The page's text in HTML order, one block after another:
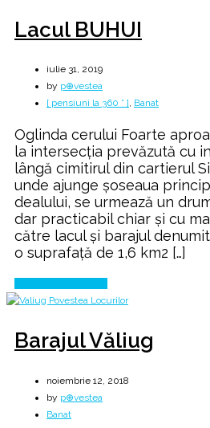
Lacul BUHUI
iulie 31, 2019
by p⊕vestea
[ pensiuni la 360 ° ], Banat
Oglinda cerului Foarte
la intersecția prevăzută cu
lângă cimitirul din cartierul
unde ajunge șoseaua
dealului, se urmează un
dar practicabil chiar și cu
către lacul și barajul
o suprafaţă de 1,6 km2 […]
Barajul Văliug
noiembrie 12, 2018
by p⊕vestea
Banat